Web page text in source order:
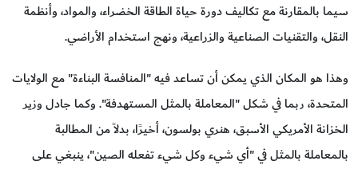
سيما بالمقارنة مع تكاليف دورة حياة الطاقة الخضراء، والمواد، وأنظمة
النقل، والتقنيات الصناعية والزراعية، ونهج استخدام الأراضي.
وهذا هو المكان الذي يمكن أن تساعد فيه "المنافسة البناءة" مع الولايات
المتحدة، ربما في شكل "المعاملة بالمثل المستهدفة". وكما جادل وزير
الخزانة الأمريكي الأسبق، هنري بولسون، أخيرًا، بدلاً من المطالبة
بالمعاملة بالمثل في "أي شيء وكل شيء تفعله الصين"، ينبغي على